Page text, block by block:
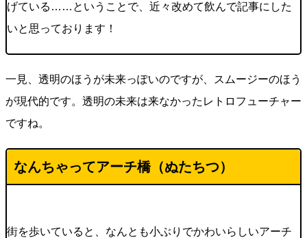
げている……ということで、近々改めて飲んで記事にした
いと思っております！
一見、透明のほうが未来っぽいのですが、スムージーのほう
が現代的です。透明の未来は来なかったレトロフューチャー
ですね。
なんちゃってアーチ橋（ぬたちつ）
街を歩いていると、なんとも小ぶりでかわいらしいアーチ